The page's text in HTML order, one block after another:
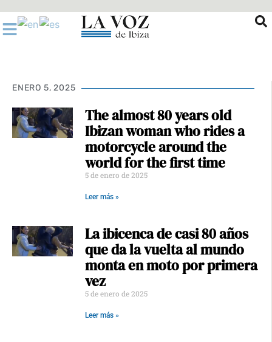
al
contenido
ENERO 5, 2025
The almost 80 years old
Ibizan woman who rides a
motorcycle around the
world for the first time
5 de enero de 2025
Leer más »
La ibicenca de casi 80 años
que da la vuelta al mundo
monta en moto por primera
vez
5 de enero de 2025
Leer más »